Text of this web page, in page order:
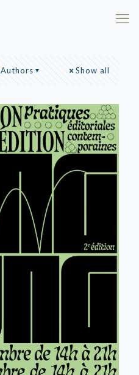
Authors Show all